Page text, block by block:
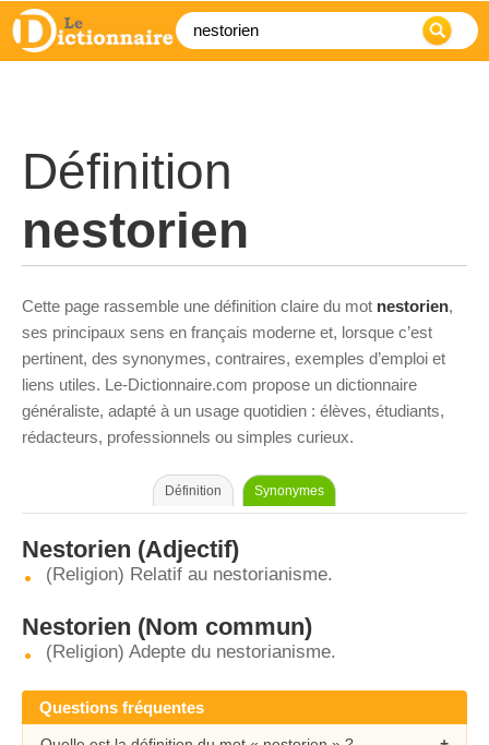
Définition
nestorien
Cette page rassemble une définition claire du mot nestorien,
ses principaux sens en français moderne et, lorsque c’est
pertinent, des synonymes, contraires, exemples d’emploi et
liens utiles. Le-Dictionnaire.com propose un dictionnaire
généraliste, adapté à un usage quotidien : élèves, étudiants,
rédacteurs, professionnels ou simples curieux.
Définition Synonymes
Nestorien (Adjectif)
(Religion) Relatif au nestorianisme.
Nestorien (Nom commun)
(Religion) Adepte du nestorianisme.
Questions fréquentes